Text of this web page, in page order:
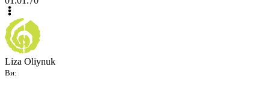
Liza Oliynuk
Ви: